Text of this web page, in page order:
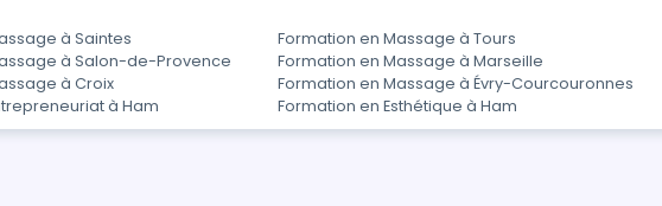
à Saintes Formation en Massage à Tours
à Salon-de-Provence Formation en Massage à Marseille
à Croix Formation en Massage à Évry-Courcouronnes
à Ham Formation en Esthétique à Ham